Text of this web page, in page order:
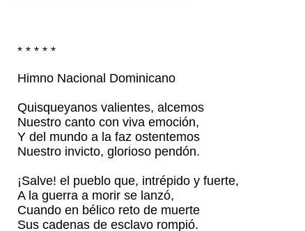
* * * * *
Himno Nacional Dominicano
Quisqueyanos valientes, alcemos
Nuestro canto con viva emoción,
Y del mundo a la faz ostentemos
Nuestro invicto, glorioso pendón.
¡Salve! el pueblo que, intrépido y fuerte,
A la guerra a morir se lanzó,
Cuando en bélico reto de muerte
Sus cadenas de esclavo rompió.